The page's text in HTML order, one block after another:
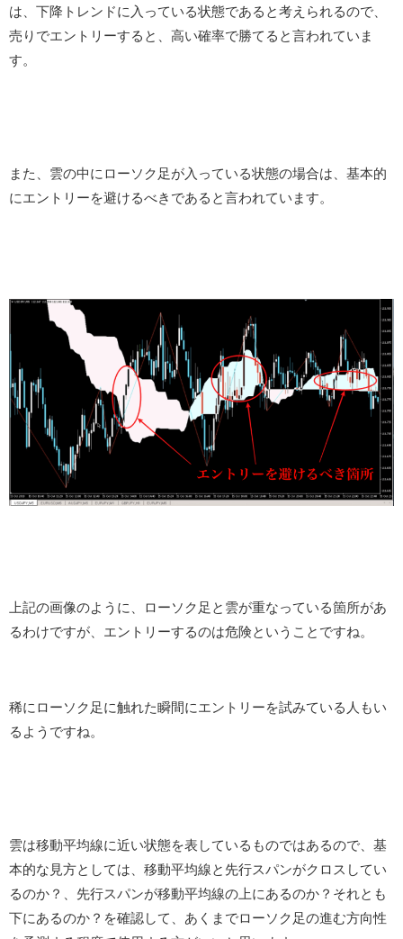
は、下降トレンドに入っている状態であると考えられるので、
売りでエントリーすると、高い確率で勝てると言われていま
す。
また、雲の中にローソク足が入っている状態の場合は、基本的
にエントリーを避けるべきであると言われています。
上記の画像のように、ローソク足と雲が重なっている箇所があ
るわけですが、エントリーするのは危険ということですね。
稀にローソク足に触れた瞬間にエントリーを試みている人もい
るようですね。
雲は移動平均線に近い状態を表しているものではあるので、基
本的な見方としては、移動平均線と先行スパンがクロスしてい
るのか？、先行スパンが移動平均線の上にあるのか？それとも
下にあるのか？を確認して、あくまでローソク足の進む方向性